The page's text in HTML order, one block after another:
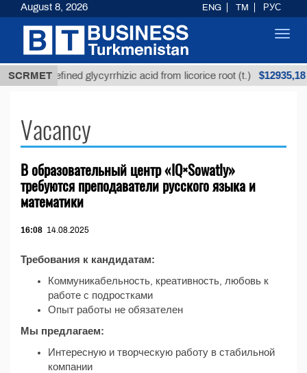
SCRMETUnrefined glycyrrhizic acid from licorice root (t.) $12935,18
Vacancy
В образовательный центр «IQ×Sowatly»
требуются преподаватели русского языка и
математики
16:08 14.08.2025
Требования к кандидатам:
Коммуникабельность, креативность, любовь к
работе с подростками
Опыт работы не обязателен
Мы предлагаем:
Интересную и творческую работу в стабильной
компании
August 8, 2026 ENG TM РУС